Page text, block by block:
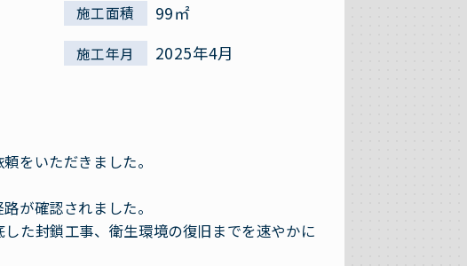
施工面積 99㎡
施工年月 2025年4月
をいただきました。
が確認されました。
た封鎖工事、衛生環境の復旧までを速やかに